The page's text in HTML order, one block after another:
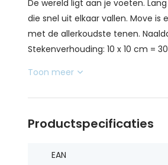
De wereld ligt aan je voeten.
die snel uit elkaar vallen. Move
met de allerkoudste tenen.
Stekenverhouding: 10 x 10 cm = 30
Toon meer
Productspecificaties
EAN